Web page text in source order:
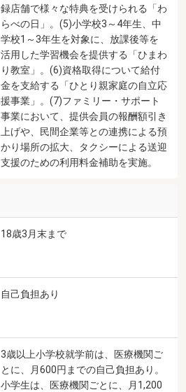
録店舗で様々な特典を受けられる「わ
らべの日」。(5)小学校3～4年生、中
学校1～3年生を対象に、放課後等を
活用した学習機会を提供する「ひまわ
り教室」。(6)資格取得について給付
金を支給する「ひとり親家庭の自立応
援事業」。(7)ファミリー・サポート
事業において、提供会員の報酬額引き
上げや、民間企業等との連携による預
かり場所の拡大、タクシーによる送迎
支援のための利用料金補助を実施。
18歳3月末まで
自己負担あり
3歳以上小学校就学前は、医療機関ご
とに、月600円までの自己負担あり。
小学生は、医療機関ごとに、月1,200